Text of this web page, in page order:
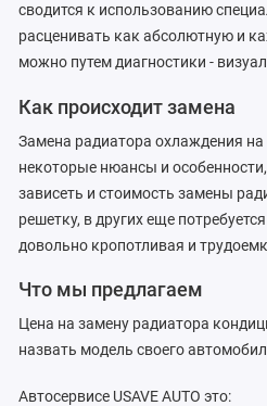
сводится к использованию
расценивать как абсолютную и
можно путем диагностики -
Как происходит замена
Замена радиатора охлаждения
некоторые нюансы и
зависеть и стоимость замены
решетку, в других еще
довольно кропотливая и
Что мы предлагаем
Цена на замену радиатора
назвать модель своего
Автосервисе USAVE AUTO это: